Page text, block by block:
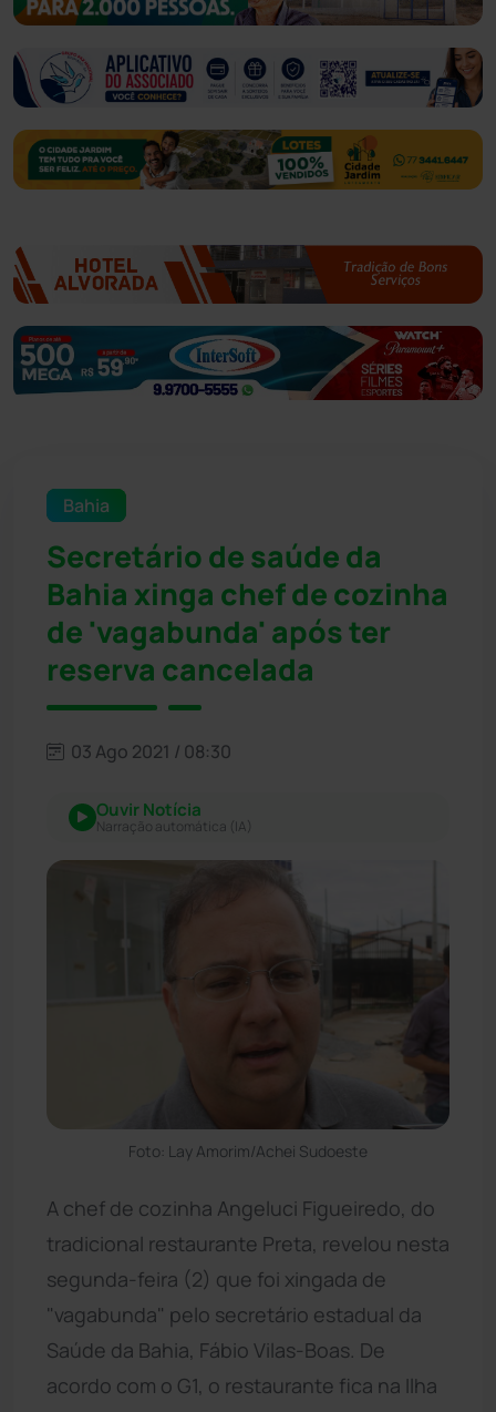
Bahia
Secretário de saúde da
Bahia xinga chef de cozinha
de 'vagabunda' após ter
reserva cancelada
03 Ago 2021 / 08:30
Ouvir Notícia
Narração automática (IA)
Foto: Lay Amorim/Achei Sudoeste
A chef de cozinha Angeluci Figueiredo, do
tradicional restaurante Preta, revelou nesta
segunda-feira (2) que foi xingada de
"vagabunda" pelo secretário estadual da
Saúde da Bahia, Fábio Vilas-Boas. De
acordo com o G1, o restaurante fica na Ilha